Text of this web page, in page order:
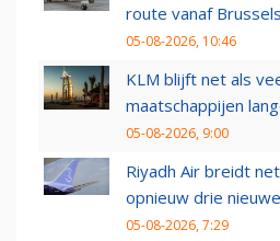
route vanaf
05-08-2026, 10:46
KLM blijft net als
maatschappijen
05-08-2026, 9:00
Riyadh Air breidt
opnieuw drie
05-08-2026, 7:29